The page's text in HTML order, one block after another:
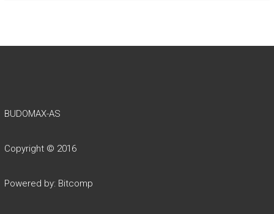
BUDOMAX-AS
Copyright © 2016
Powered by: Bitcomp